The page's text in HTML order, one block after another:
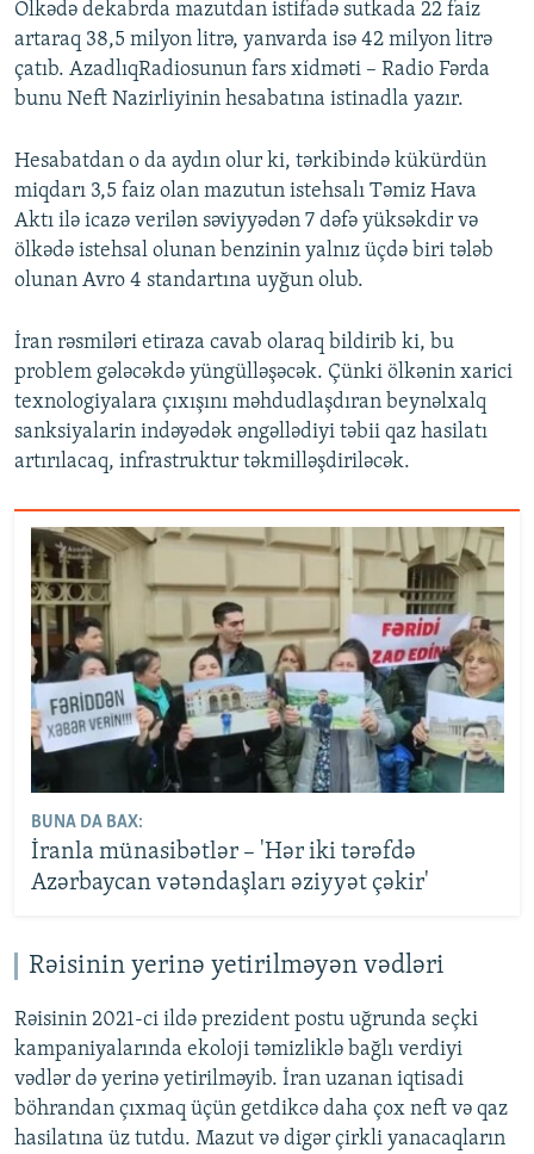
Ölkədə dekabrda mazutdan istifadə sutkada 22 faiz
artaraq 38,5 milyon litrə, yanvarda isə 42 milyon litrə
çatıb. AzadlıqRadiosunun fars xidməti – Radio Fərda
bunu Neft Nazirliyinin hesabatına istinadla yazır.
Hesabatdan o da aydın olur ki, tərkibində kükürdün
miqdarı 3,5 faiz olan mazutun istehsalı Təmiz Hava
Aktı ilə icazə verilən səviyyədən 7 dəfə yüksəkdir və
ölkədə istehsal olunan benzinin yalnız üçdə biri tələb
olunan Avro 4 standartına uyğun olub.
İran rəsmiləri etiraza cavab olaraq bildirib ki, bu
problem gələcəkdə yüngülləşəcək. Çünki ölkənin xarici
texnologiyalara çıxışını məhdudlaşdıran beynəlxalq
sanksiyalarin indəyədək əngəllədiyi təbii qaz hasilatı
artırılacaq, infrastruktur təkmilləşdiriləcək.
BUNA DA BAX:
İranla münasibətlər – 'Hər iki tərəfdə
Azərbaycan vətəndaşları əziyyət çəkir'
Rəisinin yerinə yetirilməyən vədləri
Rəisinin 2021-ci ildə prezident postu uğrunda seçki
kampaniyalarında ekoloji təmizliklə bağlı verdiyi
vədlər də yerinə yetirilməyib. İran uzanan iqtisadi
böhrandan çıxmaq üçün getdikcə daha çox neft və qaz
hasilatına üz tutdu. Mazut və digər çirkli yanacaqların